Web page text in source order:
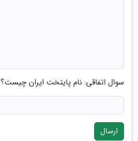
سوال اتفاقی: نام پایتخت ایران چیست؟
ارسال